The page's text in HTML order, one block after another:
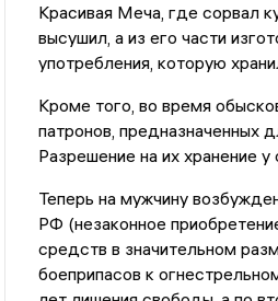
Красивая Меча, где сорвал
высушил, а из его части
употребления, которую
Кроме того, во время
патронов, предназначенных
Разрешение на их хранение
Теперь на мужчину
РФ (незаконное
средств в значительном
боеприпасов к